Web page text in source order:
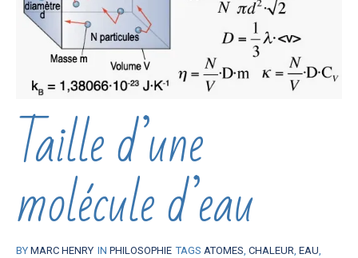
Taille d’une
molécule d’eau
BY MARC HENRY IN PHILOSOPHIE TAGS ATOMES, CHALEUR, EAU,